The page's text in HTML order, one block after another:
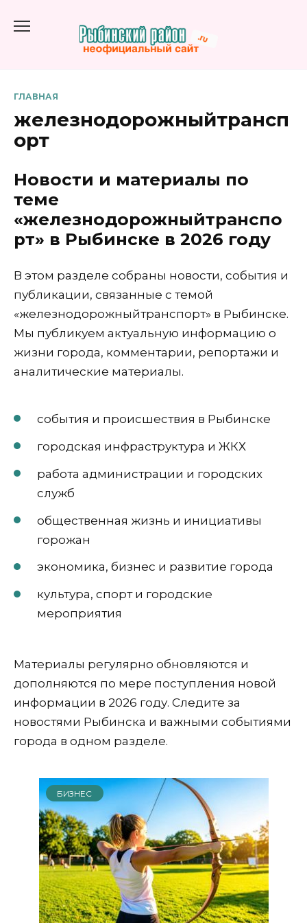
содержанию
ГЛАВНАЯ
железнодорожныйтрансп
орт
Новости и материалы по
теме
«железнодорожныйтранспо
рт» в Рыбинске в 2026 году
В этом разделе собраны новости, события и
публикации, связанные с темой
«железнодорожныйтранспорт» в Рыбинске.
Мы публикуем актуальную информацию о
жизни города, комментарии, репортажи и
аналитические материалы.
события и происшествия в Рыбинске
городская инфраструктура и ЖКХ
работа администрации и городских
служб
общественная жизнь и инициативы
горожан
экономика, бизнес и развитие города
культура, спорт и городские
мероприятия
Материалы регулярно обновляются и
дополняются по мере поступления новой
информации в 2026 году. Следите за
новостями Рыбинска и важными событиями
города в одном разделе.
БИЗНЕС